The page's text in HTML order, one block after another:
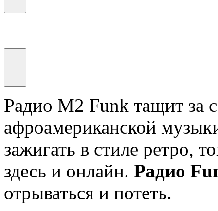
Радио M2 Funk тащит
афроамериканской
зажигать в стиле ретро,
здесь и онлайн. Радио
отрываться и потеть.